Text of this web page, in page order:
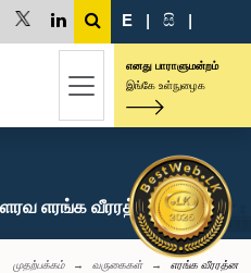
E | සි |
எனது பாராளுமன்றம்
இங்கே உள்நுழைக
எரங்க வீரரத்ன, பா.உ.
முதற்பக்கம் வருகைகள் எரங்க வீரரத்ன